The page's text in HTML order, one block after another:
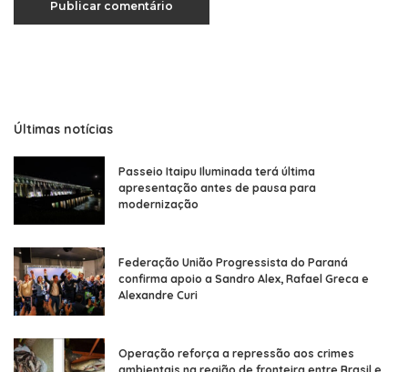
Últimas notícias
Passeio Itaipu Iluminada terá última
apresentação antes de pausa para
modernização
Federação União Progressista do Paraná
confirma apoio a Sandro Alex, Rafael Greca e
Alexandre Curi
Operação reforça a repressão aos crimes